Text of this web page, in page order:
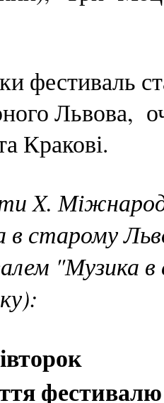
фестиваль
Львова,
Кракові.
X.
в старому
"Музика в
фестивалю